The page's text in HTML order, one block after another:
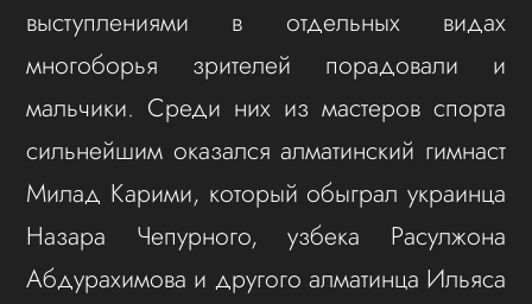
выступлениями в отдельных видах
многоборья зрителей порадовали и
мальчики. Среди них из мастеров спорта
сильнейшим оказался алматинский гимнаст
Милад Карими, который обыграл украинца
Назара Чепурного, узбека Расулжона
Абдурахимова и другого алматинца Ильяса